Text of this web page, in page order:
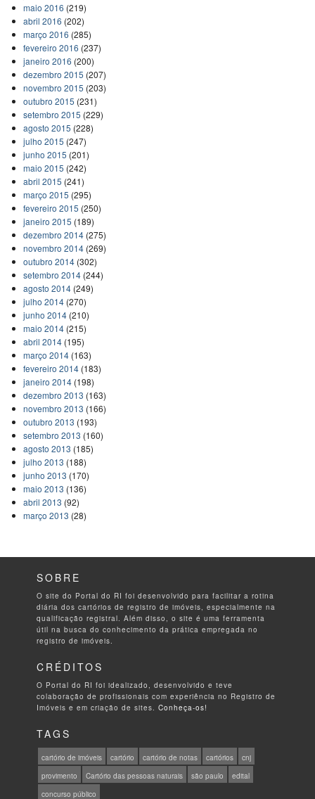
maio 2016 (219)
abril 2016 (202)
março 2016 (285)
fevereiro 2016 (237)
janeiro 2016 (200)
dezembro 2015 (207)
novembro 2015 (203)
outubro 2015 (231)
setembro 2015 (229)
agosto 2015 (228)
julho 2015 (247)
junho 2015 (201)
maio 2015 (242)
abril 2015 (241)
março 2015 (295)
fevereiro 2015 (250)
janeiro 2015 (189)
dezembro 2014(275)
novembro 2014(269)
outubro 2014(302)
setembro 2014(244)
agosto 2014(249)
julho 2014(270)
junho 2014(210)
maio 2014(215)
abril 2014(195)
março 2014(163)
fevereiro 2014(183)
janeiro 2014(198)
dezembro 2013 (163)
novembro 2013 (166)
outubro 2013 (193)
setembro 2013 (160)
agosto 2013 (185)
julho 2013 (188)
junho 2013 (170)
maio 2013 (136)
abril 2013 (92)
março 2013 (28)
SOBRE
O site do Portal do RI foi desenvolvido para facilitar a rotina
diária dos cartórios de registro de imóveis, especialmente na
qualificação registral. Além disso, o site é uma ferramenta
útil na busca do conhecimento da prática empregada no
registro de imóveis.
CRÉDITOS
O Portal do RI foi idealizado, desenvolvido e teve
colaboração de profissionais com experiência no Registro de
Imóveis e em criação de sites.Conheça-os!
TAGS
cartório de imóveis cartório cartório de notas cartórios
cnj
provimento
Cartório das pessoas naturais são paulo
edital
concurso público